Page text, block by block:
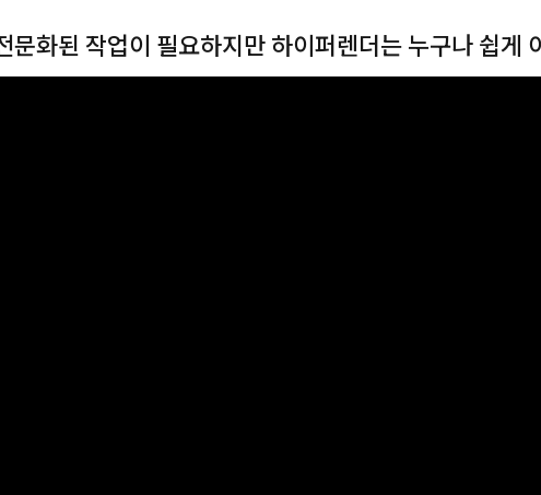
문화된 작업이 필요하지만 하이퍼렌더는 누구나 쉽게